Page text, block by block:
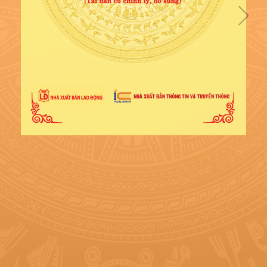
BỘ HUYỆN THANH
CÔNG CUỘC ĐỔI MỚI
HIỆN ĐẠI HÓA NÔNG
NÔNG THÔN MỚI; TỪNG
HUYỆN TRỌNG ĐIỂM VỀ